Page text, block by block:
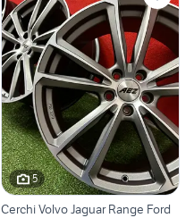
5
Cerchi Volvo Jaguar Range Ford